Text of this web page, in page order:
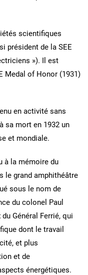
scientifiques
président de la SEE
»). Il est
Medal of Honor (1931)
en activité sans
sa mort en 1932 un
et mondiale.
à la mémoire du
le grand amphithéâtre
sous le nom de
du colonel Paul
Général Ferrié, qui
dont le travail
et plus
et de
énergétiques.